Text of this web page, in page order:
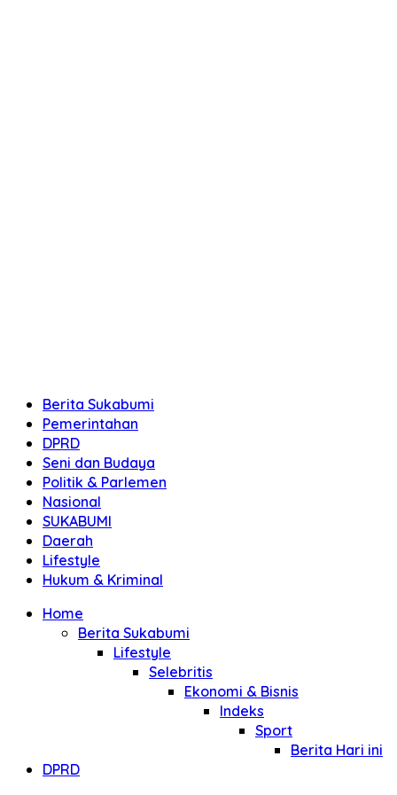
Berita Sukabumi
Pemerintahan
DPRD
Seni dan Budaya
Politik & Parlemen
Nasional
SUKABUMI
Daerah
Lifestyle
Hukum & Kriminal
Home
Berita Sukabumi
Lifestyle
Selebritis
Ekonomi & Bisnis
Indeks
Sport
Berita Hari ini
DPRD